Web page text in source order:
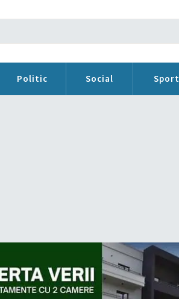
Politic Social Sport